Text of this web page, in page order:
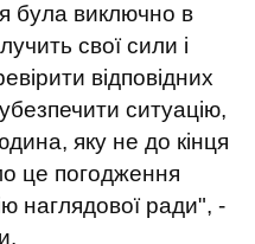
була виключно в
свої сили і
відповідних
ситуацію,
яку не до кінця
це погодження
наглядової ради", -